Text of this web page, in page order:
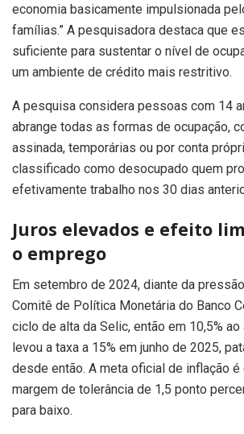
economia basicamente impulsionada
famílias.” A pesquisadora destaca que
suficiente para sustentar o nível de
um ambiente de crédito mais restritivo.
A pesquisa considera pessoas com 14
abrange todas as formas de ocupação,
assinada, temporárias ou por conta
classificado como desocupado quem
efetivamente trabalho nos 30 dias
Juros elevados e efeito
o emprego
Em setembro de 2024, diante da
Comitê de Política Monetária do Banco
ciclo de alta da Selic, então em 10,5% ao
levou a taxa a 15% em junho de 2025,
desde então. A meta oficial de inflação é
margem de tolerância de 1,5 ponto
para baixo.